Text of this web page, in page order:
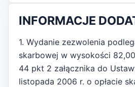
INFORMACJE
1. Wydanie zezwolenia
skarbowej w wysokości
44 pkt 2 załącznika do
listopada 2006 r. o opłacie